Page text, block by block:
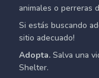
animales o perreras
Si estás buscando
sitio adecuado!
Adopta. Salva una
Shelter.